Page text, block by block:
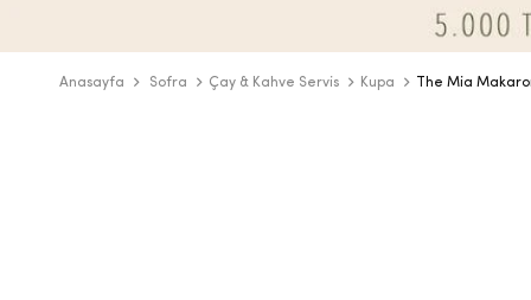
Anasayfa Sofra Çay & Kahve Servis Kupa The Mia